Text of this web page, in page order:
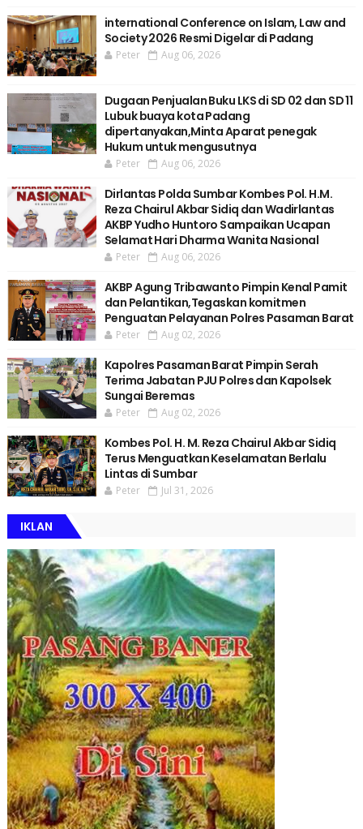
international Conference on Islam, Law and
Society 2026 Resmi Digelar di Padang
Peter Aug 06, 2026
Dugaan Penjualan Buku LKS di SD 02 dan SD 11
Lubuk buaya kota Padang
dipertanyakan,Minta Aparat penegak
Hukum untuk mengusutnya
Peter Aug 06, 2026
Dirlantas Polda Sumbar Kombes Pol. H.M.
Reza Chairul Akbar Sidiq dan Wadirlantas
AKBP Yudho Huntoro Sampaikan Ucapan
Selamat Hari Dharma Wanita Nasional
Peter Aug 06, 2026
AKBP Agung Tribawanto Pimpin Kenal Pamit
dan Pelantikan,Tegaskan komitmen
Penguatan Pelayanan Polres Pasaman Barat
Peter Aug 02, 2026
Kapolres Pasaman Barat Pimpin Serah
Terima Jabatan PJU Polres dan Kapolsek
Sungai Beremas
Peter Aug 02, 2026
Kombes Pol. H. M. Reza Chairul Akbar Sidiq
Terus Menguatkan Keselamatan Berlalu
Lintas di Sumbar
Peter Jul 31, 2026
IKLAN